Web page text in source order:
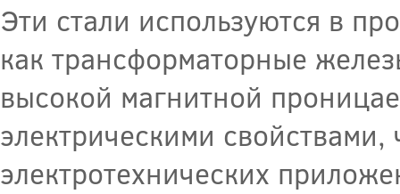
Эти стали используются в
как трансформаторные
высокой магнитной
электрическими
электротехнических